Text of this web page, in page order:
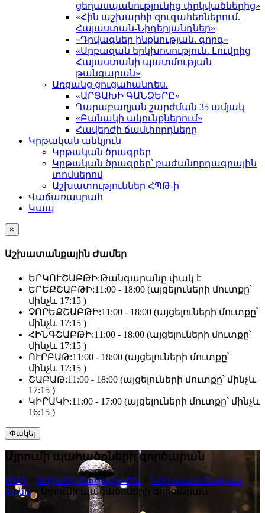
ցեղասպանությունից փրկվածներից»
«Հին աշխարհի զուգահեռներում.
Հայաստան-Նիդերլանդներ»
«Դրվագներ ինքնության. գորգ»
«Սրբազան երկխոսություն. Լուվրից
Հայաստանի պատմության
թանգարան»
Առցանց ցուցահանդես.
«ԱՐՑԱԽԻ ԳԱՆՁԵՐԸ»
Ղարաբաղյան շարժման 35 ամյակ
«Բանակի ակունքներում»
Հավերժի ճամփորդները
Կրթական անկյուն
Կրթական ծրագրեր
Կրթական ծրագրեր՝ բաժանորդագրային
տոմսերով
Աշխատություններ ՀՊԹ-ի
Վաճառասրահ
Կապ
×
Աշխատանքային Ժամեր
ԵՐԿՈՒՇԱԲԹԻ:Թանգարանը փակ է
ԵՐԵՔՇԱԲԹԻ:11:00 - 18:00 (այցելուների մուտքը՝
մինչև 17:15 )
ՉՈՐԵՔՇԱԲԹԻ:11:00 - 18:00 (այցելուների մուտքը՝
մինչև 17:15 )
ՀԻՆԳՇԱԲԹԻ:11:00 - 18:00 (այցելուների մուտքը՝
մինչև 17:15 )
ՈՒՐԲԱԹ:11:00 - 18:00 (այցելուների մուտքը՝
մինչև 17:15 )
ՇԱԲԱԹ:11:00 - 18:00 (այցելուների մուտքը՝ մինչև
17:15 )
ԿԻՐԱԿԻ:11:00 - 17:00 (այցելուների մուտքը՝ մինչև
16:15 )
Փակել
Այրումի պահածոների գործարան
HMA Առցանց հավաքածու
Նոր պատմության
ֆոնդ> Այրումի պահածոների գործարան